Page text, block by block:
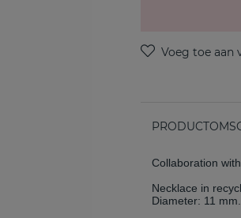
Collaboration
Necklace in
Diameter: 11